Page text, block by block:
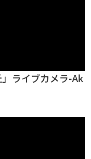
ライブカメラ-Ak